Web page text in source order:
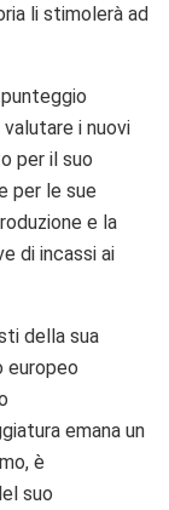
li stimolerà ad
punteggio
i nuovi
per il suo
per le sue
e la
di incassi ai
della sua
europeo
emana un
è
suo